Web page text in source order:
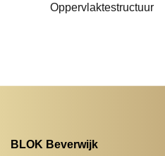
Oppervlaktestructuur
BLOK Beverwijk